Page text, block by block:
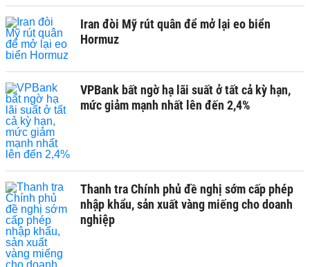
Iran đòi Mỹ rút quân để mở lại eo biển
Hormuz
VPBank bất ngờ hạ lãi suất ở tất cả kỳ hạn,
mức giảm mạnh nhất lên đến 2,4%
Thanh tra Chính phủ đề nghị sớm cấp phép
nhập khẩu, sản xuất vàng miếng cho doanh
nghiệp